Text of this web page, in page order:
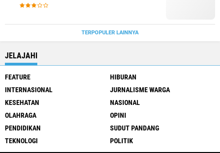
TERPOPULER LAINNYA
JELAJAHI
FEATURE
HIBURAN
INTERNASIONAL
JURNALISME WARGA
KESEHATAN
NASIONAL
OLAHRAGA
OPINI
PENDIDIKAN
SUDUT PANDANG
TEKNOLOGI
POLITIK